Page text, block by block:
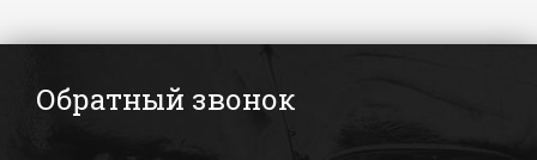
Обратный звонок